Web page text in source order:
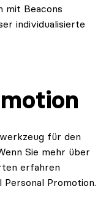
mit Beacons
individualisierte
für den
Sie mehr über
erfahren
Promotion.